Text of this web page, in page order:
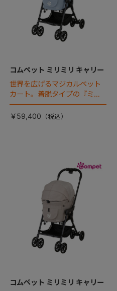
コムペット ミリミリ キャリー
世界を広げるマジカルペット
カート。着脱タイプの『ミリ
ミリEG』 がフルモデルチェン
ジ 。新機能「マジカルフォー
￥59,400
コムペット ミリミリ キャリー